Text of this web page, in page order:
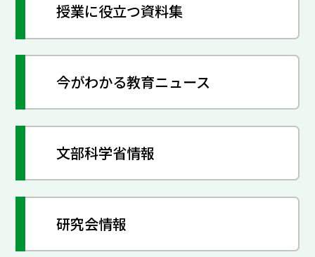
授業に役立つ資料集
今がわかる教育ニュース
文部科学省情報
研究会情報